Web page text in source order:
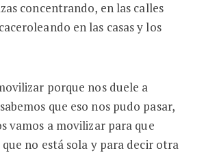
concentrando, en las calles
en las casas y los
porque nos duele a
que eso nos pudo pasar,
vamos a movilizar para que
que no está sola y para decir otra